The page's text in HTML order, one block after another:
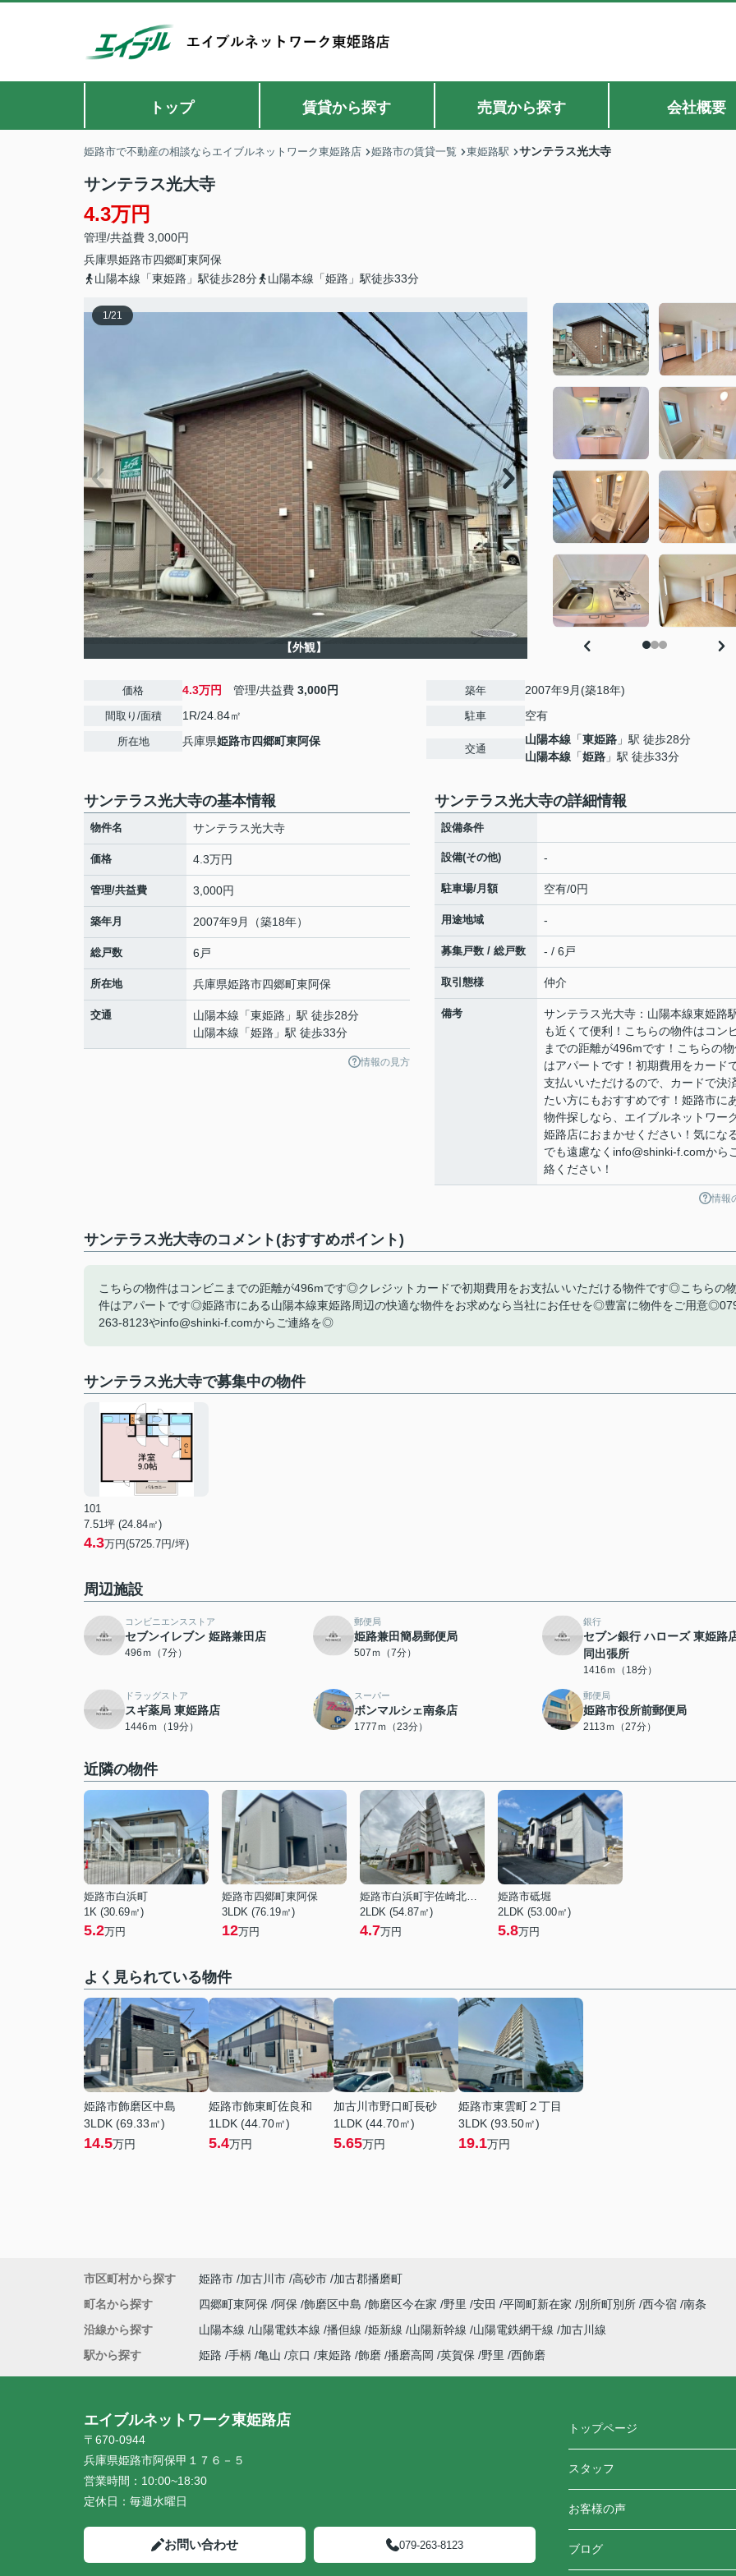
トップ 賃貸から探す 売買から探す 会社概要
姫路市で不動産の相談ならエイブルネットワーク東姫路店 姫路市の賃貸一覧 東姫路駅 サンテラス光大寺
サンテラス光大寺
4.3万円
管理/共益費 3,000円
兵庫県姫路市四郷町東阿保
山陽本線「東姫路」駅徒歩28分
山陽本線「姫路」駅徒歩33分
1/21
【外観】
価格 4.3万円 管理/共益費 3,000円
間取り/面積 1R/24.84㎡
所在地 兵庫県姫路市四郷町東阿保
築年 2007年9月(築18年)
駐車 空有
交通
山陽本線 「東姫路 」駅 徒歩28分
山陽本線 「姫路 」駅 徒歩33分
サンテラス光大寺の基本情報
物件名 サンテラス光大寺
価格 4.3万円
管理/共益費 3,000円
築年月 2007年9月（築18年）
総戸数 6戸
所在地 兵庫県姫路市四郷町東阿保
交通 山陽本線 「東姫路 」駅 徒歩28分
山陽本線 「姫路 」駅 徒歩33分
情報の見方
サンテラス光大寺の詳細情報
設備条件
設備(その他) -
駐車場/月額 空有/0円
用途地域 -
募集戸数 / 総戸数 - / 6戸
取引態様 仲介
備考
サンテラス光大寺：山陽本線東姫路
も近くて便利！こちらの物件はコン
までの距離が496mです！こちらの
はアパートです！初期費用をカード
支払いいただけるので、カードで決
たい方にもおすすめです！姫路市に
物件探しなら、エイブルネットワー
姫路店におまかせください！気にな
でも遠慮なくinfo@shinki-f.comから
絡ください！
情報
サンテラス光大寺のコメント(おすすめポイント)
こちらの物件はコンビニまでの距離が496mです◎クレジットカードで初期費用をお支払いいただける物件です◎こちらの
件はアパートです◎姫路市にある山陽本線東姫路周辺の快適な物件をお求めなら当社にお任せを◎豊富に物件をご用意
263-8123やinfo@shinki-f.comからご連絡を◎
サンテラス光大寺で募集中の物件
101
7.51坪 (24.84㎡)
4.3万円(5725.7円/坪)
周辺施設
コンビニエンスストア
セブンイレブン 姫路兼田店
496ｍ（7分）
郵便局
姫路兼田簡易郵便局
507ｍ（7分）
銀行
セブン銀行 ハローズ 東姫路
同出張所
1416ｍ（18分）
ドラッグストア
スギ薬局 東姫路店
1446ｍ（19分）
スーパー
ボンマルシェ南条店
1777ｍ（23分）
郵便局
姫路市役所前郵便局
2113ｍ（27分）
近隣の物件
姫路市白浜町
1K (30.69㎡)
5.2万円
姫路市四郷町東阿保
3LDK (76.19㎡)
12万円
姫路市白浜町宇佐崎北１丁目
2LDK (54.87㎡)
4.7万円
姫路市砥堀
2LDK (53.00㎡)
5.8万円
よく見られている物件
姫路市飾磨区中島
3LDK (69.33㎡)
14.5万円
姫路市飾東町佐良和
1LDK (44.70㎡)
5.4万円
加古川市野口町長砂
1LDK (44.70㎡)
5.65万円
姫路市東雲町２丁目
3LDK (93.50㎡)
19.1万円
市区町村から探す 姫路市 加古川市 高砂市 加古郡播磨町
町名から探す
四郷町東阿保 阿保 飾磨区中島 飾磨区今在家 野里 安田 平岡町新在家 別所町別所 西今宿 南条
沿線から探す
山陽本線 山陽電鉄本線 播但線 姫新線 山陽新幹線 山陽電鉄網干線
加古川線
駅から探す
姫路 手柄 亀山 京口 東姫路 飾磨 播磨高岡 英賀保 野里 西飾磨
エイブルネットワーク東姫路店
〒670-0944
兵庫県姫路市阿保甲１７６－５
営業時間： 10:00~18:30
定休日： 毎週水曜日
お問い合わせ 079-263-8123
トップページ
スタッフ
お客様の声
ブログ